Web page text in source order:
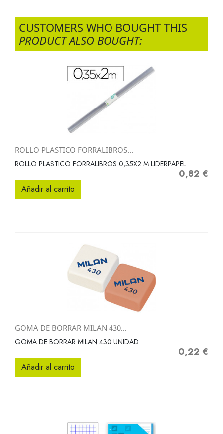
CUSTOMERS WHO BOUGHT THIS
PRODUCT ALSO BOUGHT:
ROLLO PLASTICO FORRALIBROS...
ROLLO PLASTICO FORRALIBROS 0,35X2 M LIDERPAPEL
Precio
0,82 €
Añadir al carrito
GOMA DE BORRAR MILAN 430...
GOMA DE BORRAR MILAN 430 UNIDAD
Precio
0,22 €
Añadir al carrito